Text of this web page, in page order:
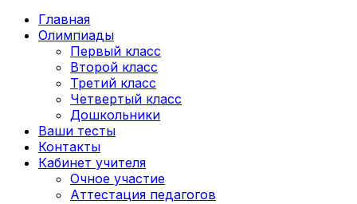
Главная
Олимпиады
Первый класс
Второй класс
Третий класс
Четвертый класс
Дошкольники
Ваши тесты
Контакты
Кабинет учителя
Очное участие
Аттестация педагогов